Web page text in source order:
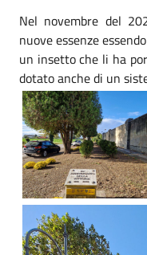
Nel novembre del
nuove essenze
un insetto che li ha
dotato anche di un